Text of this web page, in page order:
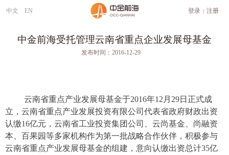
中文 EN 登录 | 注册
中金前海受托管理云南省重点企业发展母基金
发布时间： 2016-12-29
云南省重点产业发展母基金于2016年12月29日正式成
立，云南省重点产业发展投资有限公司代表省政府财政出资
认缴16亿元，云南省工业投资集团公司、云尚基金、尚融资
本、百果园等多家机构作为第一批战略合作伙伴，积极参与
云南省重点产业发展母基金的组建，意向认缴出资总计35亿